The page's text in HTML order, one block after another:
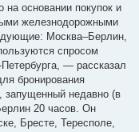
на основании покупок и
железнодорожными
Москва–Берлин,
спросом
— рассказал
бронирования
запущенный недавно (в
20 часов. Он
Бресте, Тересполе,